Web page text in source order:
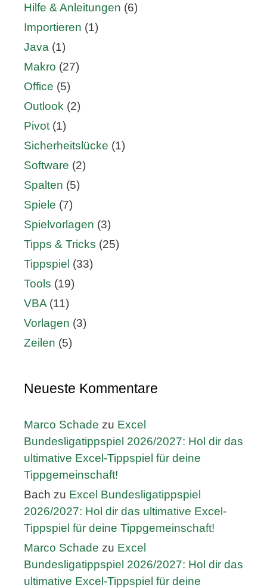
Hilfe & Anleitungen (6)
Importieren (1)
Java (1)
Makro (27)
Office (5)
Outlook (2)
Pivot (1)
Sicherheitslücke (1)
Software (2)
Spalten (5)
Spiele (7)
Spielvorlagen (3)
Tipps & Tricks (25)
Tippspiel (33)
Tools (19)
VBA (11)
Vorlagen (3)
Zeilen (5)
Neueste Kommentare
Marco Schade zu Excel
Bundesligatippspiel 2026/2027: Hol dir das
ultimative Excel-Tippspiel für deine
Tippgemeinschaft!
Bach zu Excel Bundesligatippspiel
2026/2027: Hol dir das ultimative Excel-
Tippspiel für deine Tippgemeinschaft!
Marco Schade zu Excel
Bundesligatippspiel 2026/2027: Hol dir das
ultimative Excel-Tippspiel für deine